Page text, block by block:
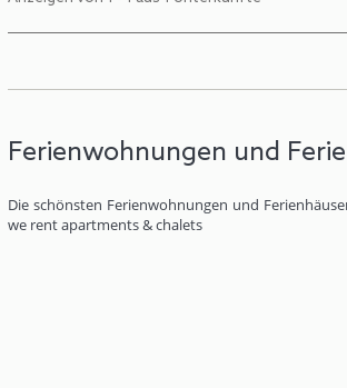
Ferienwohnungen und
Die schönsten Ferienwohnungen und
we rent apartments & chalets